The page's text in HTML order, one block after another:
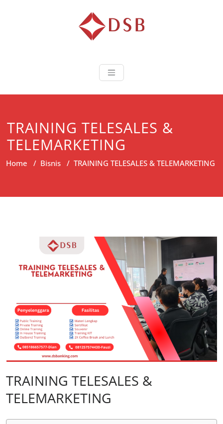
Diorama
TRAINING TELESALES &
TELEMARKETING
Home / Bisnis / TRAINING TELESALES & TELEMARKETING
TRAINING TELESALES &
TELEMARKETING